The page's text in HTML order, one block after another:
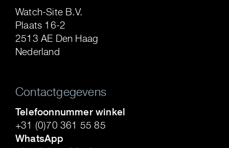
Watch-Site B.V.
Plaats 16-2
2513 AE Den Haag
Nederland
Contactgegevens
Telefoonnummer winkel
+31 (0)70 361 55 85
WhatsApp